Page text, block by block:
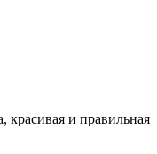
красивая и правильная